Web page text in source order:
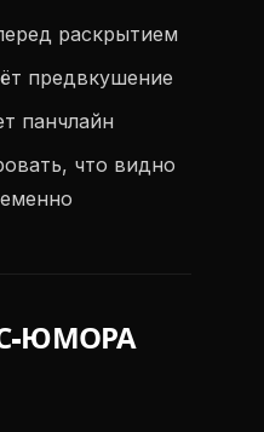
раскрытием
предвкушение
панчлайн
что видно
ЮМОРА